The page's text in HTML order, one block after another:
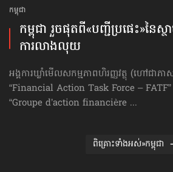
កម្ពុជា
កម្ពុជា រួចផុតពី«បញ្ជីប្រផេះ»​នៃស្
ការលាងលុយ
អង្គការឃ្លាំមើលសកម្មភាពហិរញ្ញវត្ថុ (ហៅ​ជា​ភា
“Financial Action Task Force – FATF”
“Groupe d’action financière ...
ពិគ្រោះទាំងអស់»កម្ពុជា